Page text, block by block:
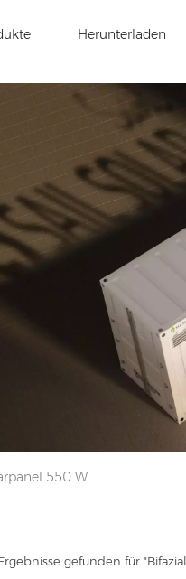
Herunterladen
550 W
gefunden für